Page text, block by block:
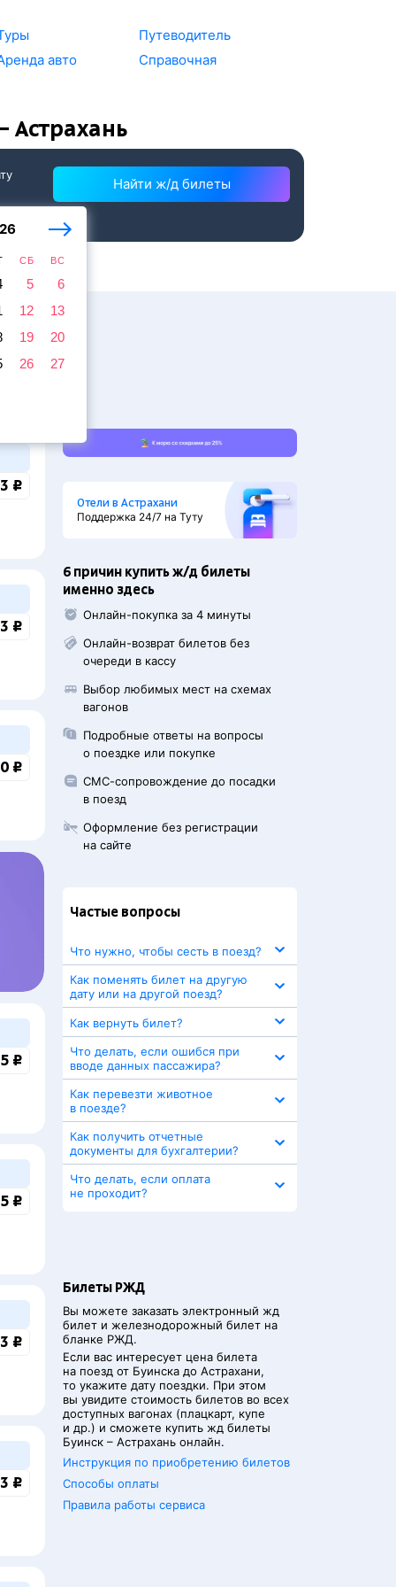
авто
Путеводитель
Справочная
Астрахань
СБ ВС
5
6
12
13
19
20
26
27
Найти ж/д билеты
₽
₽
₽
₽
₽
₽
₽
Отели в Астрахани
Поддержка 24/7 на Туту
6 причин купить ж/д билеты
именно здесь
Онлайн-покупка за 4 минуты
Онлайн-возврат билетов без
очереди в кассу
Выбор любимых мест на схемах
вагонов
Подробные ответы на вопросы
о поездке или покупке
СМС-сопровождение до посадки
в поезд
Оформление без регистрации
на сайте
Частые вопросы
Что нужно, чтобы сесть в поезд?
Как поменять билет на другую
дату или на другой поезд?
Как вернуть билет?
Что делать, если ошибся при
вводе данных пассажира?
Как перевезти животное
в поезде?
Как получить отчетные
документы для бухгалтерии?
Что делать, если оплата
не проходит?
Билеты РЖД
Вы можете заказать электронный жд
билет и железнодорожный билет на
бланке РЖД.
Если вас интересует цена билета
на поезд от Буинска до Астрахани,
то укажите дату поездки. При этом
вы увидите стоимость билетов во всех
доступных вагонах (плацкарт, купе
и др.) и сможете купить жд билеты
Буинск – Астрахань онлайн.
Инструкция по приобретению билетов
Способы оплаты
Правила работы сервиса